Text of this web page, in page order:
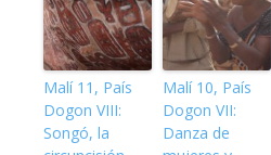
Malí 11, País
Dogon VIII:
Songó, la
Malí 10, País
Dogon VII:
Danza de